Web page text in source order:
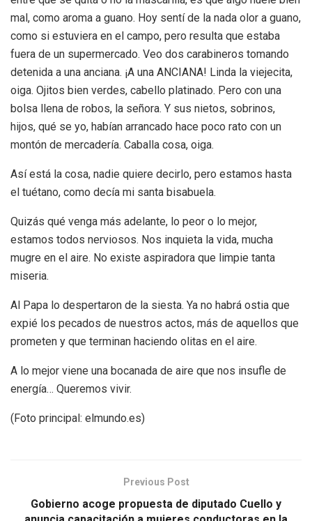
mal, como aroma a guano. Hoy sentí de la nada olor a guano,
como si estuviera en el campo, pero resulta que estaba
fuera de un supermercado. Veo dos carabineros tomando
detenida a una anciana. ¡A una ANCIANA! Linda la viejecita,
oiga. Ojitos bien verdes, cabello platinado. Pero con una
bolsa llena de robos, la señora. Y sus nietos, sobrinos,
hijos, qué se yo, habían arrancado hace poco rato con un
montón de mercadería. Caballa cosa, oiga.
Así está la cosa, nadie quiere decirlo, pero estamos hasta
el tuétano, como decía mi santa bisabuela.
Quizás qué venga más adelante, lo peor o lo mejor,
estamos todos nerviosos. Nos inquieta la vida, mucha
mugre en el aire. No existe aspiradora que limpie tanta
miseria.
Al Papa lo despertaron de la siesta. Ya no habrá ostia que
expié los pecados de nuestros actos, más de aquellos que
prometen y que terminan haciendo olitas en el aire.
A lo mejor viene una bocanada de aire que nos insufle de
energía… Queremos vivir.
(Foto principal: elmundo.es)
Previous Post
Gobierno acoge propuesta de diputado Cuello y